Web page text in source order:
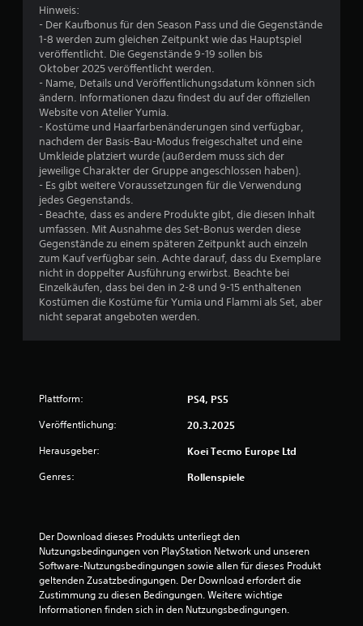
u
s
2
6
B
e
w
e
r
t
u
g
g
e
r
s
p
i
e
l
e
n
.
t
u
n
g
e
n
f
ü
r
d
a
s
G
a
m
e
p
l
a
y
j
d
t
e
e
n
.
S
Hinweis:
- Der Kaufbonus für den Season Pass und die Gegenstände
1-8 werden zum gleichen Zeitpunkt wie das Hauptspiel
veröffentlicht. Die Gegenstände 9-19 sollen bis
Oktober 2025 veröffentlicht werden.
- Name, Details und Veröffentlichungsdatum können sich
ändern. Informationen dazu findest du auf der offiziellen
Website von Atelier Yumia.
- Kostüme und Haarfarbenänderungen sind verfügbar,
nachdem der Basis-Bau-Modus freigeschaltet und eine
Umkleide platziert wurde (außerdem muss sich der
jeweilige Charakter der Gruppe angeschlossen haben).
- Es gibt weitere Voraussetzungen für die Verwendung
jedes Gegenstands.
- Beachte, dass es andere Produkte gibt, die diesen Inhalt
umfassen. Mit Ausnahme des Set-Bonus werden diese
Gegenstände zu einem späteren Zeitpunkt auch einzeln
zum Kauf verfügbar sein. Achte darauf, dass du Exemplare
nicht in doppelter Ausführung erwirbst. Beachte bei
Einzelkäufen, dass bei den in 2-8 und 9-15 enthaltenen
Kostümen die Kostüme für Yumia und Flammi als Set, aber
nicht separat angeboten werden.
Plattform: PS4, PS5
Veröffentlichung: 20.3.2025
Herausgeber: Koei Tecmo Europe Ltd
Genres: Rollenspiele
Der Download dieses Produkts unterliegt den
Nutzungsbedingungen von PlayStation Network und unseren
Software-Nutzungsbedingungen sowie allen für dieses Produkt
geltenden Zusatzbedingungen. Der Download erfordert die
Zustimmung zu diesen Bedingungen. Weitere wichtige
Informationen finden sich in den Nutzungsbedingungen.